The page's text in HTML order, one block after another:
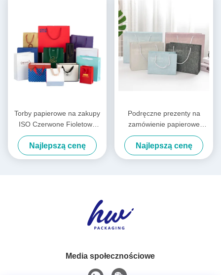
Torby papierowe na zakupy
ISO Czerwone Fioletowe
Odzieżowe Torby na zakupy
Logo Niestandardowe
Najlepszą cenę
Podręczne prezenty na
zamówienie papierowe
torebki zakupowe INS styl
torebki urodzinowe
Najlepszą cenę
Media społecznościowe